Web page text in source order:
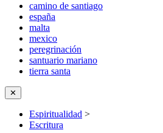
camino de santiago
españa
malta
mexico
peregrinación
santuario mariano
tierra santa
✕
Espiritualidad >
Escritura